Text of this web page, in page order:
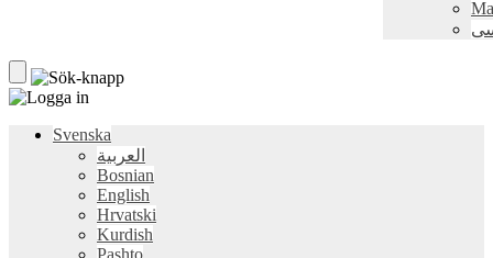
Svenska
العربية
Bosnian
English
Hrvatski
Kurdish
Pashto